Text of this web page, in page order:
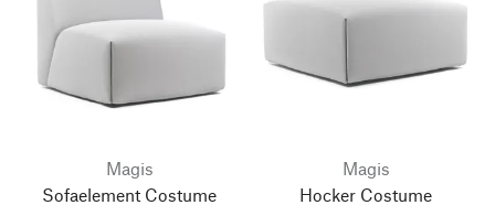
Magis
Sofaelement Costume
Magis
Hocker Costume